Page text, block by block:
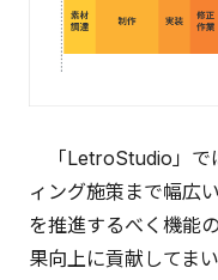
「LetroStudio」で
ィング施策まで幅広
を推進するべく機能
果向上に貢献してまい